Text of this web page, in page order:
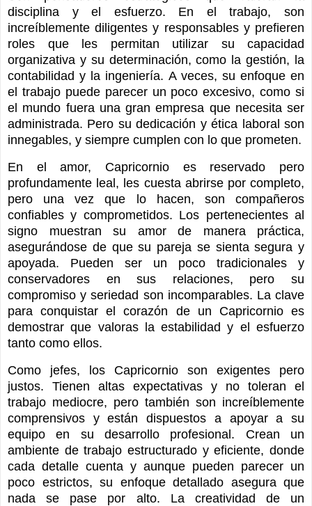
disciplina y el esfuerzo. En el trabajo, son
increíblemente diligentes y responsables y prefieren
roles que les permitan utilizar su capacidad
organizativa y su determinación, como la gestión, la
contabilidad y la ingeniería. A veces, su enfoque en
el trabajo puede parecer un poco excesivo, como si
el mundo fuera una gran empresa que necesita ser
administrada. Pero su dedicación y ética laboral son
innegables, y siempre cumplen con lo que prometen.
En el amor, Capricornio es reservado pero
profundamente leal, les cuesta abrirse por completo,
pero una vez que lo hacen, son compañeros
confiables y comprometidos. Los pertenecientes al
signo muestran su amor de manera práctica,
asegurándose de que su pareja se sienta segura y
apoyada. Pueden ser un poco tradicionales y
conservadores en sus relaciones, pero su
compromiso y seriedad son incomparables. La clave
para conquistar el corazón de un Capricornio es
demostrar que valoras la estabilidad y el esfuerzo
tanto como ellos.
Como jefes, los Capricornio son exigentes pero
justos. Tienen altas expectativas y no toleran el
trabajo mediocre, pero también son increíblemente
comprensivos y están dispuestos a apoyar a su
equipo en su desarrollo profesional. Crean un
ambiente de trabajo estructurado y eficiente, donde
cada detalle cuenta y aunque pueden parecer un
poco estrictos, su enfoque detallado asegura que
nada se pase por alto. La creatividad de un